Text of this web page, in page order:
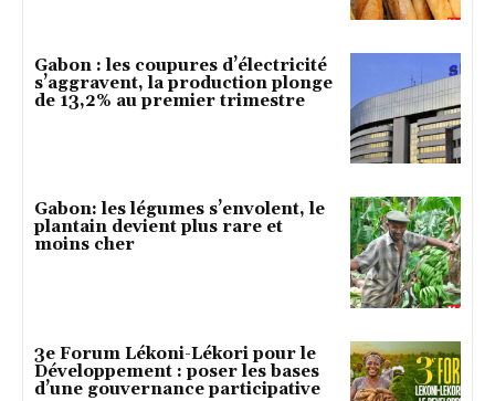
Gabon : les coupures d’électricité
s’aggravent, la production plonge
de 13,2% au premier trimestre
Gabon: les légumes s’envolent, le
plantain devient plus rare et
moins cher
3e Forum Lékoni-Lékori pour le
Développement : poser les bases
d’une gouvernance participative